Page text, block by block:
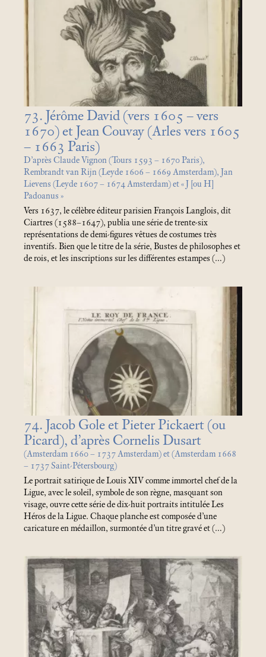
73. Jérôme David (vers 1605 – vers
1670) et Jean Couvay (Arles vers 1605
– 1663 Paris)
D’après Claude Vignon (Tours 1593 – 1670 Paris),
Rembrandt van Rijn (Leyde 1606 – 1669 Amsterdam), Jan
Lievens (Leyde 1607 – 1674 Amsterdam) et « J [ou H]
Padoanus »
Vers 1637, le célèbre éditeur parisien François Langlois, dit
Ciartres (1588–1647), publia une série de trente-six
représentations de demi-figures vêtues de costumes très
inventifs. Bien que le titre de la série, Bustes de philosophes et
de rois, et les inscriptions sur les différentes estampes (…)
74. Jacob Gole et Pieter Pickaert (ou
Picard), d’après Cornelis Dusart
(Amsterdam 1660 – 1737 Amsterdam) et (Amsterdam 1668
– 1737 Saint-Pétersbourg)
Le portrait satirique de Louis XIV comme immortel chef de la
Ligue, avec le soleil, symbole de son règne, masquant son
visage, ouvre cette série de dix-huit portraits intitulée Les
Héros de la Ligue. Chaque planche est composée d’une
caricature en médaillon, surmontée d’un titre gravé et (…)